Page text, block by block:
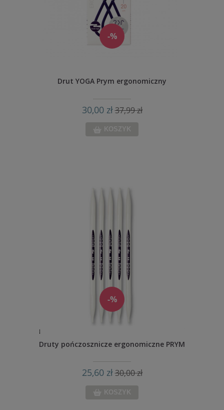
-%
Drut YOGA Prym ergonomiczny
30,00 zł37,99 zł
KOSZYK
-%
Druty pończosznicze ergonomiczne PRYM
25,60 zł30,00 zł
KOSZYK